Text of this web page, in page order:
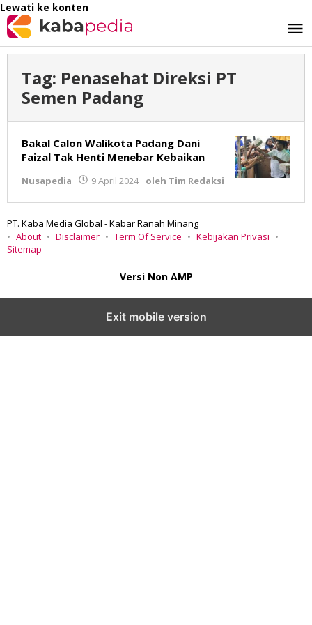
Lewati ke konten
Tag: Penasehat Direksi PT
Semen Padang
Bakal Calon Walikota Padang Dani
Faizal Tak Henti Menebar Kebaikan
Nusapedia 9 April 2024 oleh Tim Redaksi
PT. Kaba Media Global - Kabar Ranah Minang
About
Disclaimer Term Of Service
Kebijakan Privasi
Sitemap
Versi Non AMP
Exit mobile version